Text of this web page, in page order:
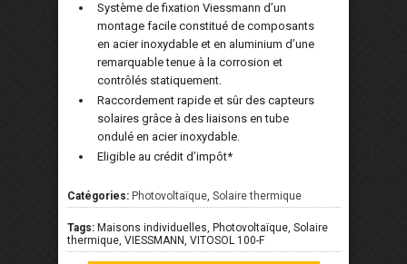
Système de fixation Viessmann d’un
montage facile constitué de composants
en acier inoxydable et en aluminium d’une
remarquable tenue à la corrosion et
contrôlés statiquement.
Raccordement rapide et sûr des capteurs
solaires grâce à des liaisons en tube
ondulé en acier inoxydable.
Eligible au crédit d’impôt*
Catégories: Photovoltaïque, Solaire thermique
Tags: Maisons individuelles, Photovoltaïque, Solaire
thermique, VIESSMANN, VITOSOL 100-F